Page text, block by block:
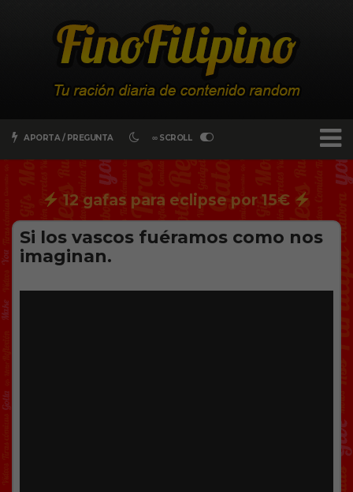
APORTA / PREGUNTA ∞ SCROLL
12 gafas para eclipse por 15€
Si los vascos fuéramos como nos
imaginan.